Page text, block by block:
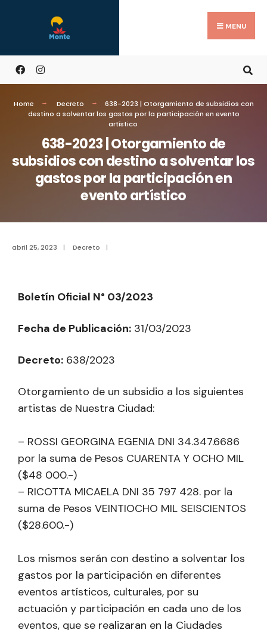
MENU
Home Decreto
638-2023 | Otorgamiento de subsidios con
destino a solventar los gastos por la participación en evento
artístico
638-2023 | Otorgamiento de
subsidios con destino a solventar los
gastos por la participación en
evento artístico
abril 25, 2023 | Decreto |
Boletín Oficial N° 03/2023
Fecha de Publicación: 31/03/2023
Decreto: 638/2023
Otorgamiento de un subsidio a los siguientes
artistas de Nuestra Ciudad:
– ROSSI GEORGINA EGENIA DNI 34.347.6686
por la suma de Pesos CUARENTA Y OCHO MIL
($48 000.-)
– RICOTTA MICAELA DNI 35 797 428. por la
suma de Pesos VEINTIOCHO MIL SEISCIENTOS
($28.600.-)
Los mismos serán con destino a solventar los
gastos por la participación en diferentes
eventos artísticos, culturales, por su
actuación y participación en cada uno de los
eventos, que se realizaran en la Ciudades